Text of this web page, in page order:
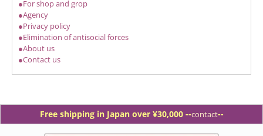
●For shop and grop
●Agency
●Privacy policy
●Elimination of antisocial forces
●About us
●Contact us
Free shipping in Japan over ¥30,000 --contact--